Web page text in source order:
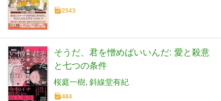
2543
そうだ、君を憎めばいいんだ: 愛と殺意
と七つの条件
桜庭一樹 斜線堂有紀
484